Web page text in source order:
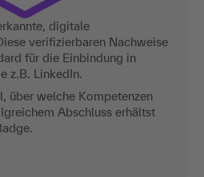
digitale
verifizierbaren Nachweise
für die Einbindung in
z.B. LinkedIn.
über welche Kompetenzen
Abschluss erhältst